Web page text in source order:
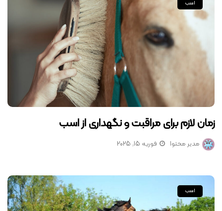
اسب
زمان لازم برای مراقبت و نگهداری از اسب
مدیر محتوا فوریه 15, 2025
اسب